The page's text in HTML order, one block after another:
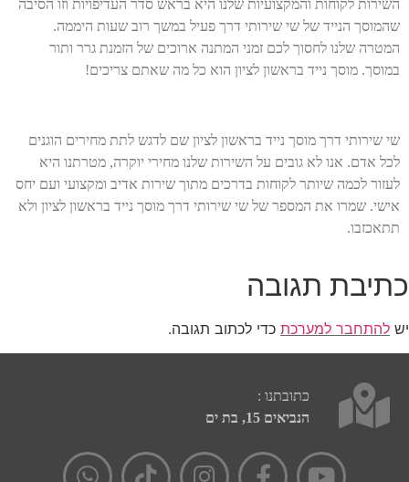
השירות לקוחות והמקצועיות שלנו היא בראש סדר העדיפויות וזו הסיבה
שהמוסך הנייד של שי שירותי דרך פעיל במשך רוב שעות היממה.
המטרה שלנו לחסוך לכם זמני המתנה ארוכים של הזמנת גרר ותור
במוסך. מוסך נייד בראשון לציון הוא כל מה שאתם צריכים!
שי שירותי דרך מוסך נייד בראשון לציון שם לדגש לתת מחירים הוגנים
לכל אדם. אנו לא גובים על השירות שלנו מחירי יוקרה, מטרתנו היא
לעזור לכמה שיותר לקוחות בדרכים מתוך שירות אדיב ומקצועי ועם יחס
אישי. שמרו את המספר של שי שירותי דרך מוסך נייד בראשון לציון ולא
תתאכזבו.
כתיבת תגובה
יש להתחבר למערכת כדי לכתוב תגובה.
כתובתנו :
הנביאים 15, בת ים